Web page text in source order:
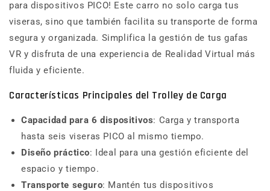
para dispositivos PICO! Este carro no solo carga tus
viseras, sino que también facilita su transporte de forma
segura y organizada. Simplifica la gestión de tus gafas
VR y disfruta de una experiencia de Realidad Virtual más
fluida y eficiente.
Características Principales del Trolley de Carga
Capacidad para 6 dispositivos: Carga y transporta
hasta seis viseras PICO al mismo tiempo.
Diseño práctico: Ideal para una gestión eficiente del
espacio y tiempo.
Transporte seguro: Mantén tus dispositivos